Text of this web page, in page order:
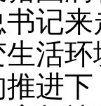
记来
生活
进